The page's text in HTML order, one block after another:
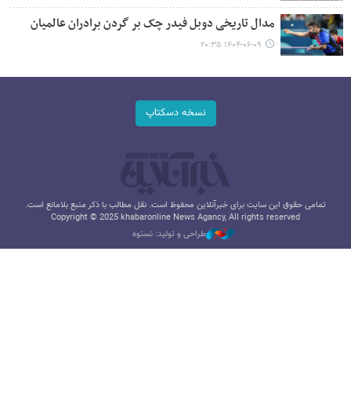
مدال تاریخی دوبل فیدر چک بر گردن برادران عالمیان
۱۴۰۴-۰۶-۰۹ ۲۰:۳۵
نسخه دسکتاپ
تمامی حقوق این سایت برای خبرآنلاین محفوظ است. نقل مطالب با ذکر منبع بلامانع است.
Copyright © 2025 khabaronline News Agancy, All rights reserved
طراحی و تولید: نستوه